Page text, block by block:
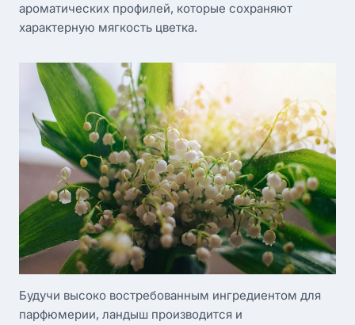
ароматических профилей, которые сохраняют
характерную мягкость цветка.
Будучи высоко востребованным ингредиентом для
парфюмерии, ландыш производится и